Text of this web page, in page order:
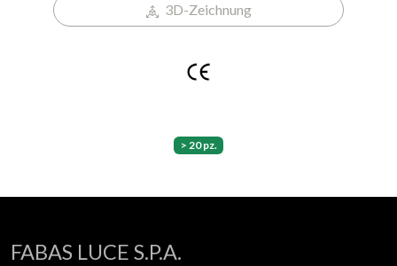
3D-Zeichnung
> 20 pz.
FABAS LUCE S.P.A.